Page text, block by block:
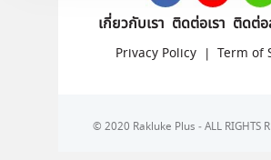
เกี่ยวกับเรา ติดต่อเรา ติดต่
Privacy Policy | Term of
© 2020 Rakluke Plus - ALL RIGHTS